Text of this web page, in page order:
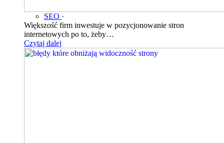
SEO ·
Większość firm inwestuje w pozycjonowanie stron
internetowych po to, żeby…
Czytaj dalej